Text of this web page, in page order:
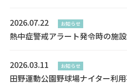
2026.07.22 お知らせ
熱中症警戒アラート発令時の施
2026.03.11 お知らせ
田野運動公園野球場ナイター利